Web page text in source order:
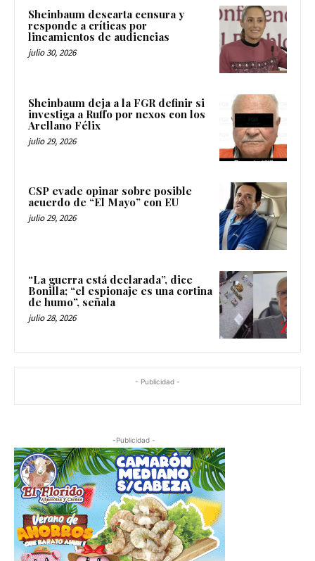
Sheinbaum descarta censura y
responde a críticas por
lineamientos de audiencias
julio 30, 2026
Sheinbaum deja a la FGR definir si
investiga a Ruffo por nexos con los
Arellano Félix
julio 29, 2026
CSP evade opinar sobre posible
acuerdo de “El Mayo” con EU
julio 29, 2026
“La guerra está declarada”, dice
Bonilla; “el espionaje es una cortina
de humo”, señala
julio 28, 2026
-Publicidad -